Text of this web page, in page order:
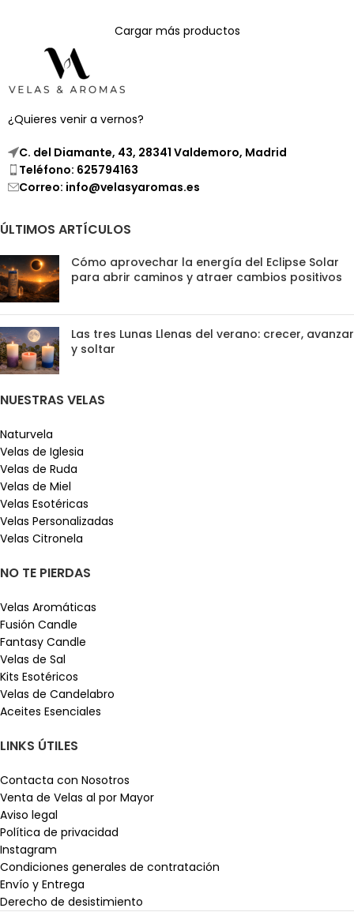
Cargar más productos
¿Quieres venir a vernos?
C. del Diamante, 43, 28341 Valdemoro, Madrid
Teléfono: 625794163
Correo: info@velasyaromas.es
ÚLTIMOS ARTÍCULOS
Cómo aprovechar la energía del Eclipse Solar
para abrir caminos y atraer cambios positivos
Las tres Lunas Llenas del verano: crecer, avanzar
y soltar
NUESTRAS VELAS
Naturvela
Velas de Iglesia
Velas de Ruda
Velas de Miel
Velas Esotéricas
Velas Personalizadas
Velas Citronela
NO TE PIERDAS
Velas Aromáticas
Fusión Candle
Fantasy Candle
Velas de Sal
Kits Esotéricos
Velas de Candelabro
Aceites Esenciales
LINKS ÚTILES
Contacta con Nosotros
Venta de Velas al por Mayor
Aviso legal
Política de privacidad
Instagram
Condiciones generales de contratación
Envío y Entrega
Derecho de desistimiento